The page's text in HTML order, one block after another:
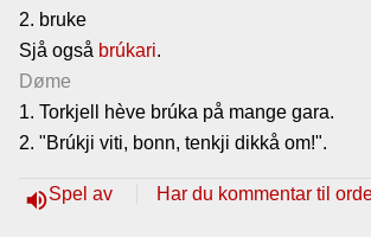
2. bruke
Sjå også brúkari.
Døme
1. Torkjell hève brúka på mange gara.
2. "Brúkji viti, bonn, tenkji dikkå om!".
volume_upSpel av Har du kommentar til
Gjestebok
Nyhende
Lenkjer